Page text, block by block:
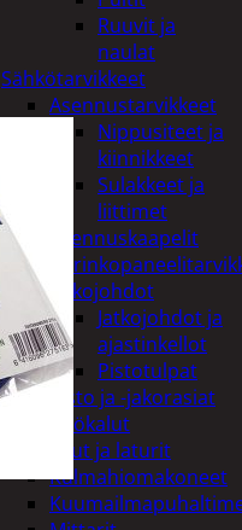
Ruuvit ja
naulat
Sähkötarvikkeet
Asennustarvikkeet
Nippusiteet ja
kiinnikkeet
Sulakkeet ja
liittimet
Asennuskaapelit
Jatkojohdot
Jatkojohdot ja
ajastinkellot
Pistotulpat
Pisto ja -jakorasiat
Sähkötyökalut
Akut ja laturit
Kulmahiomakoneet